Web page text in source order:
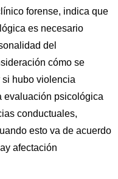
forense, indica que
es necesario
del
cómo se
si hubo violencia
evaluación psicológica
conductuales,
esto va de acuerdo
afectación